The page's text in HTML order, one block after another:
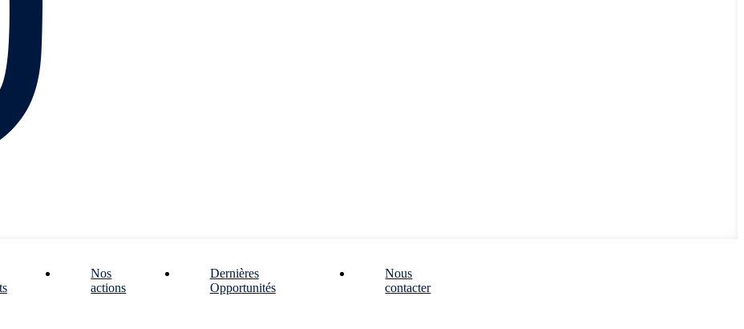
Nos
actions
Dernières
Opportunités
Nous
contacter